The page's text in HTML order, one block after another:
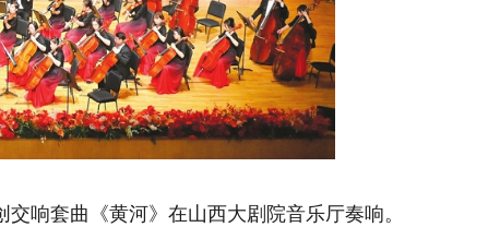
套曲《黄河》在山西大剧院音乐厅奏响。